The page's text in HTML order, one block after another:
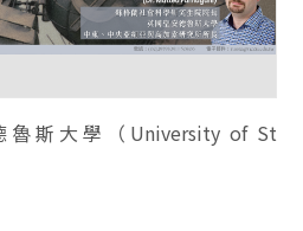
斯大學（University of St